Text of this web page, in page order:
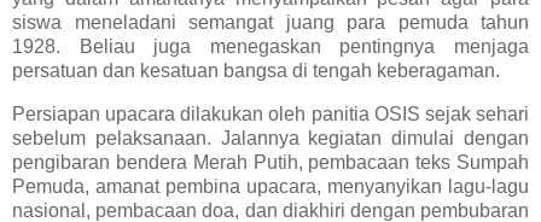
siswa meneladani semangat juang para pemuda tahun
1928. Beliau juga menegaskan pentingnya menjaga
persatuan dan kesatuan bangsa di tengah keberagaman.
Persiapan upacara dilakukan oleh panitia OSIS sejak sehari
sebelum pelaksanaan. Jalannya kegiatan dimulai dengan
pengibaran bendera Merah Putih, pembacaan teks Sumpah
Pemuda, amanat pembina upacara, menyanyikan lagu-lagu
nasional, pembacaan doa, dan diakhiri dengan pembubaran